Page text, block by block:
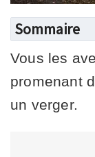
Sommaire
Vous les
promenant
un verger.